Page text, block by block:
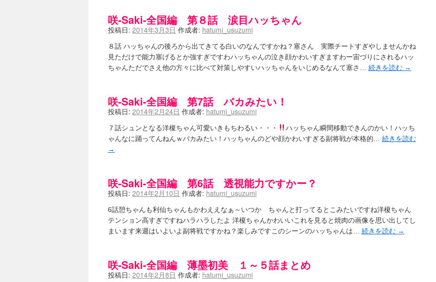
何の変哲もない咲の地名紹介 / 小鍛治さんが通っていた小学校 茨城・舟塚山小学校
咲-Saki-.長野編をにょろんと見てみるブログ - 咲-Saki- / 第143局[応変]～第154局[奮起]
咲-Saki-カツゲン備忘録 / 咲-Saki-154局 【奮起】 マジかー！ (13:30)
百合っぽいぶろぐ - 咲-Saki- / シノハユ the down of age 5巻 (06:32)
あかどる日和 - 咲-saki- / 【今回は考察ではなく】原村和-のどっち-の魅力について語ってみるよ！【愛を体現する】
咲っ考 / 何故咲は大将で、照は先鋒なのか？ (15:20)
Danas je lep dan. / [咲-Saki-]もしインターハイのルールが鷲巣麻雀だったら
What You Mean ? - 咲-Saki- / 第2回清澄エリア聖地巡礼ツアーレポート (11:53)
左を向いて » 咲-saki- / 【シノハユ】第26話「一別以来」/咲日和・阿知賀の巻（６） / 立-Ritz-（３） (09:00)
竹ブログ - 咲-Saki- / 【咲-Saki-】ゲームが待ち遠しい件 (05:44)
SSSSS(-saki-しゃーぷしゅーとしょーとすとーりー) - 咲-saki- / 豊音「ピロートークしようよー」白望「ダル……くない」
咏-Uta-ブログ編 - 咲-Saki- / 黄色い封筒が届いた(・∀・) (12:30)
チャウチャウちゃうんちゃうん - 咲-Saki- / 吉野の千本桜を見に行きました(2015/04/05) (10:51)
気分次第。 - 咲-Saki- / シノハユ 第3巻 感想 (07:42)
のよーなのよー - 咲-Saki- / 咲十夜 第四夜
Yaranakya » 咲-Saki- / 国際最萌リーグは園城寺怜ちゃんに一票を入れました
おもちがなくてもだいじょうぶ / 咲と照の確執【プリン】
咲-Saki-全国編 第８話 涙目ハッちゃん
投稿日: 2014年3月3日 作成者: hatumi_usuzumi
８話 ハッちゃんの後ろから出てきてる白いのなんですかね？塞さん 実際チートすぎやしませんかね
見ただけで能力塞げるとか強すぎですわハッちゃんの泣き顔かわいすぎますわー宙づりにされるハッ
ちゃんただでさえ他の方々に比べて対策しやすいハッちゃんをいじめるなんて塞さ… 続きを読む →
咲-Saki-全国編 第7話 バカみたい！
投稿日: 2014年2月24日 作成者: hatumi_usuzumi
７話シュンとなる洋榎ちゃん可愛いきもちわるい・・・
ハッちゃん瞬間移動できんのかい！ハッち
ゃんなに踊ってんねんｗバカみたい！ハッちゃんのどや顔かわいすぎる副将戦が本格的… 続きを読む
→
咲-Saki-全国編 第6話 透視能力ですかー？
投稿日: 2014年2月10日 作成者: hatumi_usuzumi
6話憩ちゃんも利仙ちゃんもかわええなぁ～いつか ちゃんと打ってるとこみたいですね洋榎ちゃん
テンション高すぎですねハラハラしたよ 洋榎ちゃんかわいいこれを見ると焼肉の画像を思い出してし
まいます来週はいよいよ副将戦ですかね？楽しみですこのシーンのハッちゃんは… 続きを読む →
咲-Saki-全国編 薄墨初美 １～５話まとめ
投稿日: 2014年2月8日 作成者: hatumi_usuzumi